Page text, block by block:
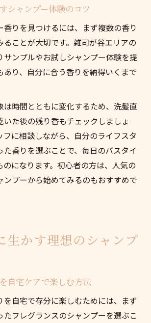
シャンプー体験のコツ
香りを見つけるには、まず複数の香り
ることが大切です。雑司が谷エリアの
サンプルやお試しシャンプー体験を提
あり、自分に合う香りを納得いくまで
は時間とともに変化するため、洗髪直
いた後の残り香もチェックしましょ
フに相談しながら、自分のライフスタ
た香りを選ぶことで、毎日のバスタイ
のになります。初心者の方は、人気の
ンプーから始めてみるのもおすすめで
生かす理想のシャンプ
自宅ケアで楽しむ方法
を自宅で存分に楽しむためには、まず
たフレグランスのシャンプーを選ぶこ